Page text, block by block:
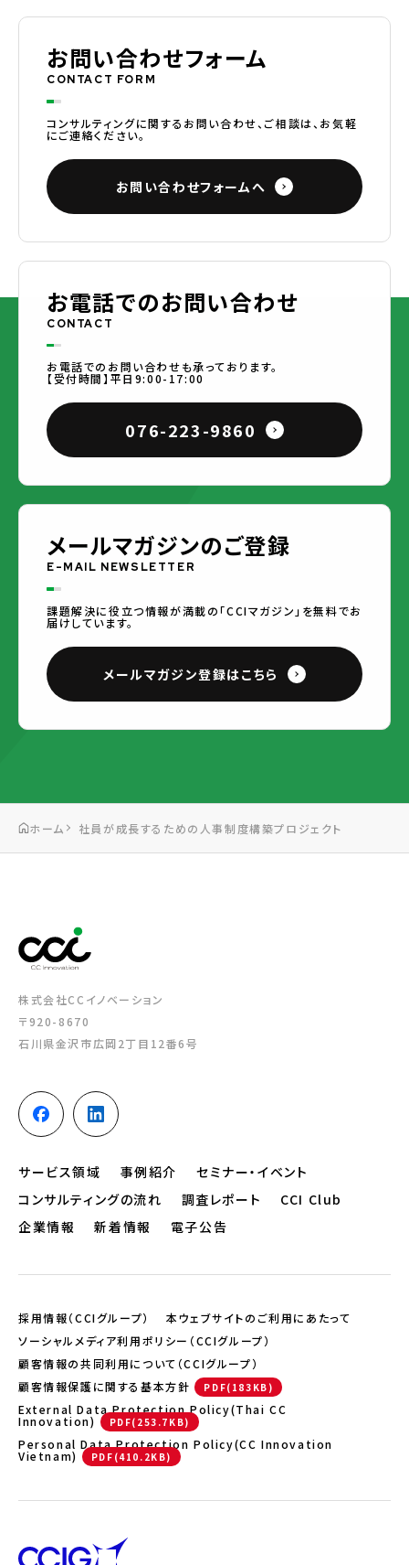
お問い合わせフォーム
CONTACT FORM
コンサルティングに関するお問い合わせ、ご相談は、お気軽
にご連絡ください。
お問い合わせフォームへ
お電話でのお問い合わせ
CONTACT
お電話でのお問い合わせも承っております。
【受付時間】平日9:00-17:00
076-223-9860
メールマガジンのご登録
E-MAIL NEWSLETTER
課題解決に役立つ情報が満載の「CCIマガジン」を無料でお
届けしています。
メールマガジン登録はこちら
ホーム 社員が成長するための人事制度構築プロジェクト
株式会社CCイノベーション
〒920-8670
石川県金沢市広岡2丁目12番6号
サービス領域 事例紹介
セミナー・イベント
コンサルティングの流れ
調査レポート
CCI Club
企業情報
新着情報 電子公告
採用情報（CCIグループ）
本ウェブサイトのご利用にあたって
ソーシャルメディア利用ポリシー（CCIグループ）
顧客情報の共同利用について（CCIグループ）
顧客情報保護に関する基本方針
External Data Protection Policy(Thai CC
Innovation)
Personal Data Protection Policy(CC Innovation
Vietnam)